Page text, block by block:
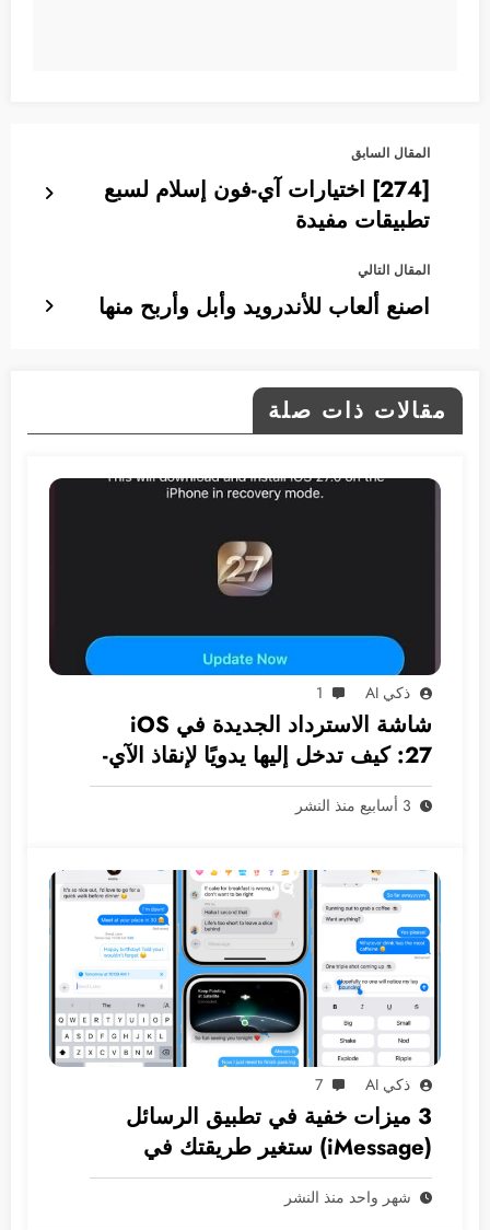
المقال السابق
[274] اختيارات آي-فون إسلام لسبع
تطبيقات مفيدة
المقال التالي
اصنع ألعاب للأندرويد وأبل وأربح منها
مقالات ذات صلة
ذكي AI 1
شاشة الاسترداد الجديدة في iOS
27: كيف تدخل إليها يدويًا لإنقاذ الآي-
فون دون كمبيوتر؟
3 أسابيع منذ النشر
ذكي AI 7
3 ميزات خفية في تطبيق الرسائل
(iMessage) ستغير طريقتك في
المراسلة
شهر واحد منذ النشر